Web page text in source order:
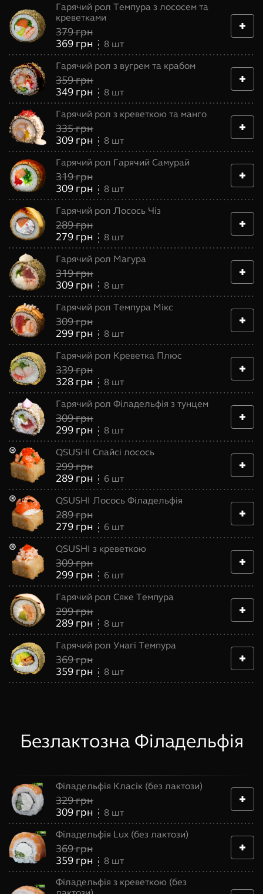
Гарячий рол Темпура з лососем та
креветками
379грн
369 грн 8 шт
Гарячий рол з вугрем та крабом
359грн
349 грн 8 шт
Гарячий рол з креветкою та манго
335грн
309 грн 8 шт
Гарячий рол Гарячий Самурай
319грн
309 грн 8 шт
Гарячий рол Лосось Чіз
289грн
279 грн 8 шт
Гарячий рол Магура
319грн
309 грн 8 шт
Гарячий рол Темпура Мікс
309грн
299 грн 8 шт
Гарячий рол Креветка Плюс
339грн
328 грн 8 шт
Гарячий рол Філадельфія з тунцем
309грн
299 грн 8 шт
QSUSHI Спайсі лосось
299грн
289 грн 6 шт
QSUSHI Лосось Філадельфія
289грн
279 грн 6 шт
QSUSHI з креветкою
309грн
299 грн 6 шт
Гарячий рол Сяке Темпура
299грн
289 грн 8 шт
Гарячий рол Унагі Темпура
369грн
359 грн 8 шт
Безлактозна Філадельфія
Філадельфія Класік (без лактози)
329грн
309 грн 8 шт
Філадельфія Lux (без лактози)
369грн
359 грн 8 шт
Філадельфія з креветкою (без